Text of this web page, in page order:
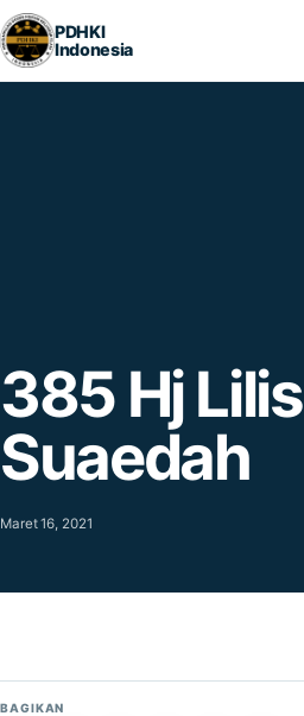
Lompat ke konten
PDHKI
Indonesia
385 Hj Lilis
Suaedah
Maret 16, 2021
BAGIKAN